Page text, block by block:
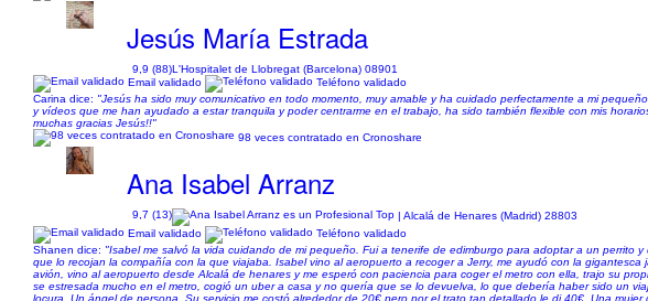
Jesús María Estrada
9,9 (88)L'Hospitalet de Llobregat (Barcelona) 08901
Email validado
Teléfono validado
Carina dice: "Jesús ha sido muy comunicativo en todo momento, muy amable y ha cuidado perfectamente a mi
y vídeos que me han ayudado a estar tranquila y poder centrarme en el trabajo, ha sido también flexible con mis
muchas gracias Jesús!!"
98 veces contratado en Cronoshare
Ana Isabel Arranz
9,7 (13)
| Alcalá de Henares (Madrid) 28803
Email validado
Teléfono validado
Shanen dice: "Isabel me salvó la vida cuidando de mi pequeño. Fui a tenerife de edimburgo para adoptar a un perrito y
que lo recojan la compañía con la que viajaba. Isabel vino al aeropuerto a recoger a Jerry, me ayudó con la gigantesca
avión, vino al aeropuerto desde Alcalá de henares y me esperó con paciencia para coger el metro con ella, trajo su
se estresada mucho en el metro, cogió un uber a casa y no quería que se lo devuelva, lo que debería haber sido un
locura. Un ángel de persona. Su servicio me costó alrededor de 20€ pero por el trato tan detallado le di 40€. Una mujer